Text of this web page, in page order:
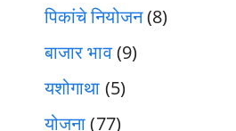
पिकांचे नियोजन(8)
बाजार भाव(9)
यशोगाथा (5)
योजना(77)